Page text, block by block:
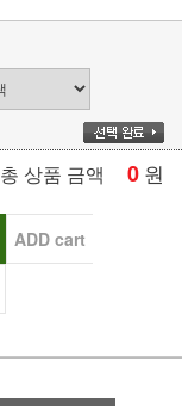
총 상품 금액 0 원
ADD cart